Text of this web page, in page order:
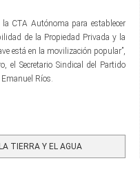
CTA Autónoma para establecer
de la Propiedad Privada y la
está en la movilización popular”,
el Secretario Sindical del Partido
Ríos.
TIERRA Y EL AGUA